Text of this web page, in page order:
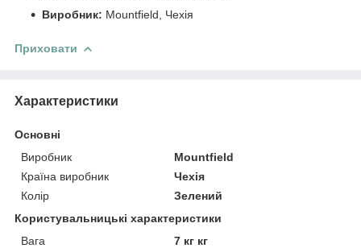
Виробник: Mountfield, Чехія
Приховати
Характеристики
Основні
Виробник
Mountfield
Країна виробник
Чехія
Колір
Зелений
Користувальницькі характеристики
Вага
7 кг кг